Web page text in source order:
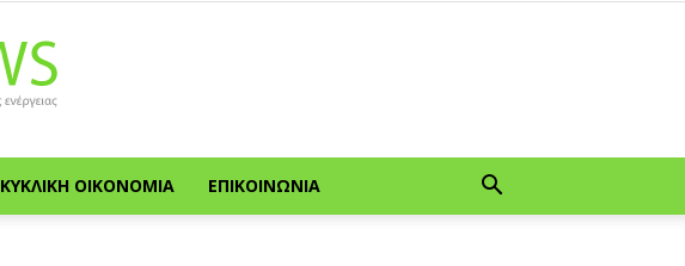
ΚΥΚΛΙΚΉ ΟΙΚΟΝΟΜΊΑ ΕΠΙΚΟΙΝΩΝΊΑ